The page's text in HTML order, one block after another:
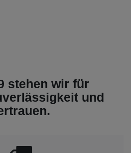
stehen wir für
und